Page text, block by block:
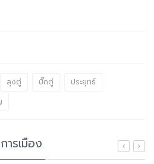
ลุงตู่ บิ๊กตู่
ประยุทธ์
รเมือง